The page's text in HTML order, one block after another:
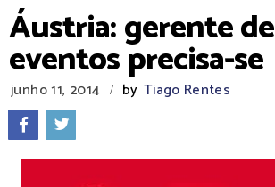
Áustria: gerente de
eventos precisa-se
junho 11, 2014 / by Tiago Rentes